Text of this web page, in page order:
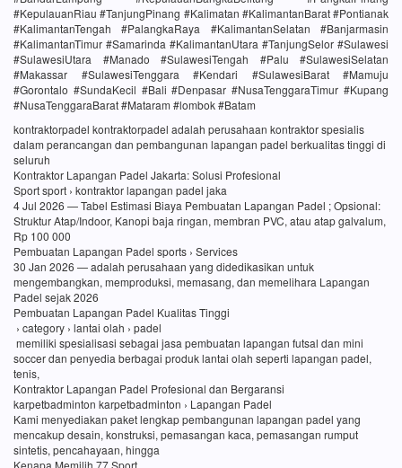
#KepulauanRiau #TanjungPinang #Kalimatan #KalimantanBarat #Pontianak
#KalimantanTengah #PalangkaRaya #KalimantanSelatan #Banjarmasin
#KalimantanTimur #Samarinda #KalimantanUtara #TanjungSelor #Sulawesi
#SulawesiUtara #Manado #SulawesiTengah #Palu #SulawesiSelatan
#Makassar #SulawesiTenggara #Kendari #SulawesiBarat #Mamuju
#Gorontalo #SundaKecil #Bali #Denpasar #NusaTenggaraTimur #Kupang
#NusaTenggaraBarat #Mataram #lombok #Batam
kontraktorpadel kontraktorpadel adalah perusahaan kontraktor spesialis
dalam perancangan dan pembangunan lapangan padel berkualitas tinggi di
seluruh
Kontraktor Lapangan Padel Jakarta: Solusi Profesional
Sport sport › kontraktor lapangan padel jaka
4 Jul 2026 — Tabel Estimasi Biaya Pembuatan Lapangan Padel ; Opsional:
Struktur Atap/Indoor, Kanopi baja ringan, membran PVC, atau atap galvalum,
Rp 100 000
Pembuatan Lapangan Padel sports › Services
30 Jan 2026 — adalah perusahaan yang didedikasikan untuk
mengembangkan, memproduksi, memasang, dan memelihara Lapangan
Padel sejak 2026
Pembuatan Lapangan Padel Kualitas Tinggi
› category › lantai olah › padel
memiliki spesialisasi sebagai jasa pembuatan lapangan futsal dan mini
soccer dan penyedia berbagai produk lantai olah seperti lapangan padel,
tenis,
Kontraktor Lapangan Padel Profesional dan Bergaransi
karpetbadminton karpetbadminton › Lapangan Padel
Kami menyediakan paket lengkap pembangunan lapangan padel yang
mencakup desain, konstruksi, pemasangan kaca, pemasangan rumput
sintetis, pencahayaan, hingga
Kenapa Memilih 77 Sport